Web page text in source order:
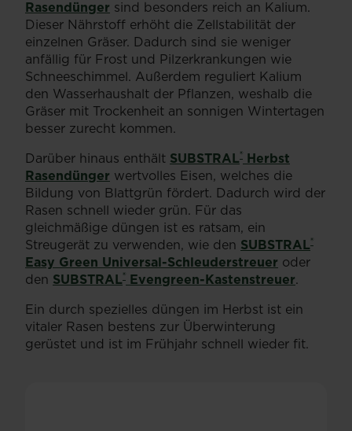
Rasendünger sind besonders reich an Kalium.
Dieser Nährstoff erhöht die Zellstabilität der
einzelnen Gräser. Dadurch sind sie weniger
anfällig für Frost und Pilzerkrankungen wie
Schneeschimmel. Außerdem reguliert Kalium
den Wasserhaushalt der Pflanzen, weshalb die
Gräser mit Trockenheit an sonnigen Wintertagen
besser zurecht kommen.
Darüber hinaus enthält SUBSTRAL® Herbst
Rasendünger wertvolles Eisen, welches die
Bildung von Blattgrün fördert. Dadurch wird der
Rasen schnell wieder grün. Für das
gleichmäßige düngen ist es ratsam, ein
Streugerät zu verwenden, wie den SUBSTRAL®
Easy Green Universal-Schleuderstreuer oder
den SUBSTRAL® Evengreen-Kastenstreuer.
Ein durch spezielles düngen im Herbst ist ein
vitaler Rasen bestens zur Überwinterung
gerüstet und ist im Frühjahr schnell wieder fit.